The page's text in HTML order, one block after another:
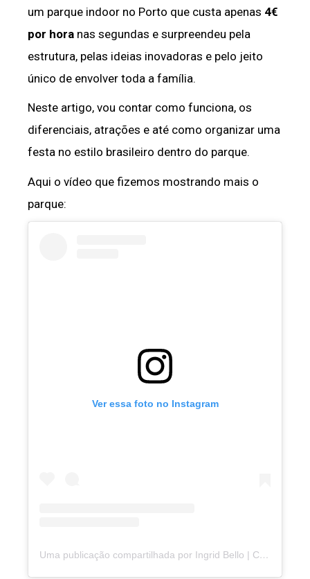
um parque indoor no Porto que custa apenas 4€
por hora nas segundas e surpreendeu pela
estrutura, pelas ideias inovadoras e pelo jeito
único de envolver toda a família.
Neste artigo, vou contar como funciona, os
diferenciais, atrações e até como organizar uma
festa no estilo brasileiro dentro do parque.
Aqui o vídeo que fizemos mostrando mais o
parque:
Ver essa foto no Instagram
Uma publicação compartilhada por Ingrid Bello | CincoCantos – Viagens e Vida no Porto, Portugal (@cincocantos)